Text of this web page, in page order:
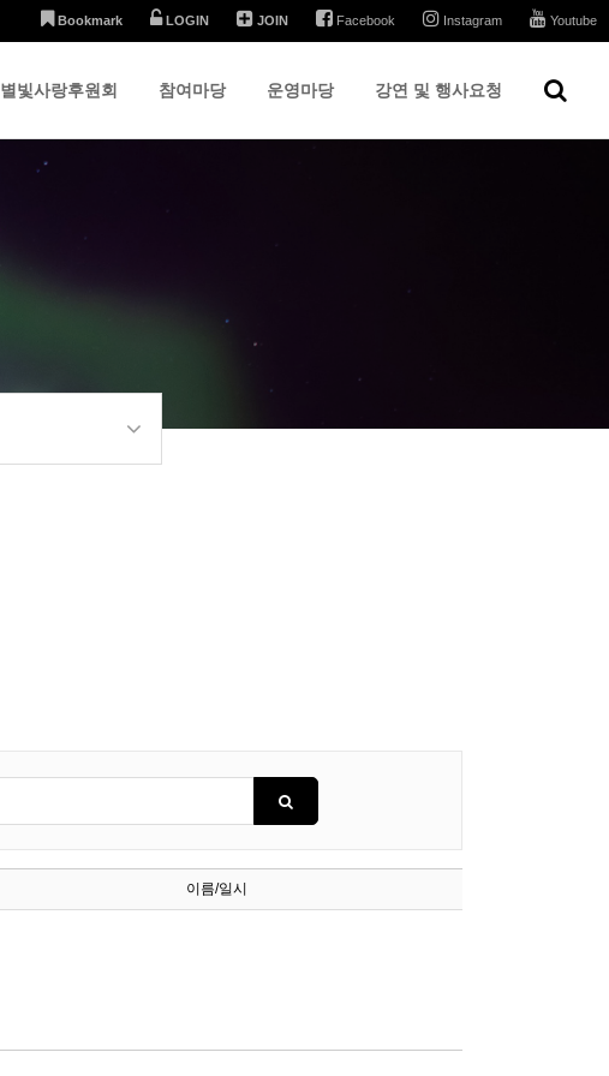
Bookmark LOGIN JOIN Facebook Instagram Youtube
별빛사랑후원회 참여마당 운영마당 강연 및 행사요청
이름/일시